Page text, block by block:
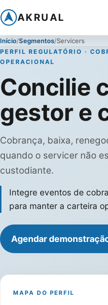
AKRUAL
Início Segmentos Servicers
PERFIL REGULATÓRIO ·
OPERACIONAL
Concilie
gestor e
Cobrança, baixa,
quando o servicer não
custodiante.
Integre eventos de
para manter a carteira
Agendar
MAPA DO PERFIL